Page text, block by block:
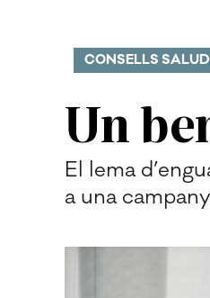
Un
CONSELLS
El lema
a una